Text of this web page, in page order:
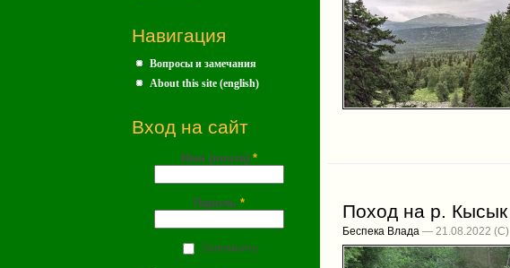
Навигация
Вопросы и замечания
About this site (english)
Вход на сайт
Имя (почта) *
Пароль *
Запомнить
Поход на р.
Беспека Влада — 21.08.2022